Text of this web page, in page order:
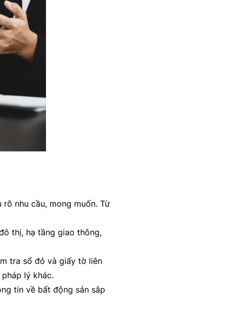
nhu cầu, mong muốn. Từ
thị, hạ tầng giao thông,
tra sổ đỏ và giấy tờ liên
lý khác.
tin về bất động sản sắp